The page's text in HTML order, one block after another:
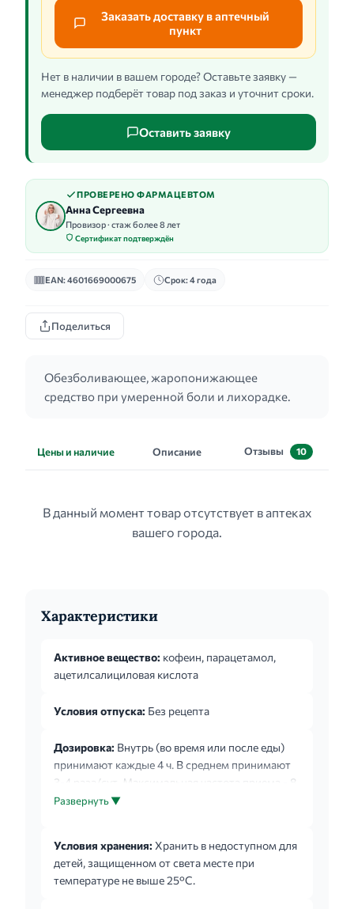
Заказать доставку в аптечный
пункт
Нет в наличии в вашем городе? Оставьте заявку —
менеджер подберёт товар под заказ и уточнит сроки.
Оставить заявку
ПРОВЕРЕНО ФАРМАЦЕВТОМ
Анна Сергеевна
Провизор · стаж более 8 лет
Сертификат подтверждён
EAN: 4601669000675 Срок: 4 года
Поделиться
Обезболивающее, жаропонижающее
средство при умеренной боли и лихорадке.
Цены и наличие Описание Отзывы 10
В данный момент товар отсутствует в аптеках
вашего города.
Характеристики
Активное вещество: кофеин, парацетамол,
ацетилсалициловая кислота
Условия отпуска: Без рецепта
Дозировка: Внутрь (во время или после еды)
принимают каждые 4 ч. В среднем принимают
3-4 раза/сут. Максимальная частота приема - 8
раз/сут. Курс лечения - не более 7-10 дней. При
не следует принимать более чем 5 дней при
назначении в качестве обезболивающего
средства и более 3 дней в качестве
Развернуть ▼
Условия хранения: Хранить в недоступном для
детей, защищенном от света месте при
температуре не выше 25°C.